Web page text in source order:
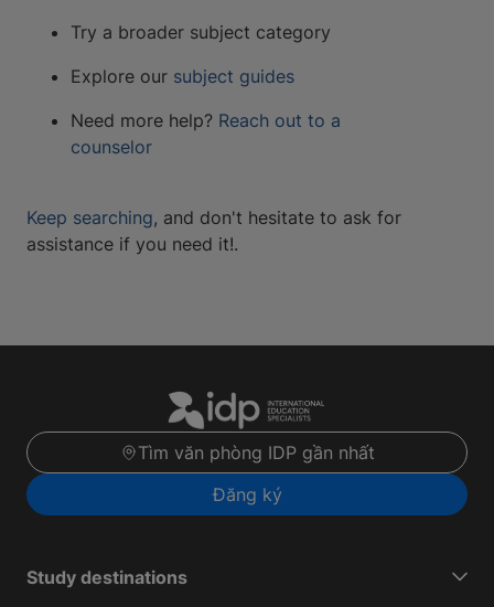
Try a broader subject category
Explore our subject guides
Need more help? Reach out to a
counselor
Keep searching, and don't hesitate to ask for
assistance if you need it!.
Tìm văn phòng IDP gần nhất
Đăng ký
Study destinations